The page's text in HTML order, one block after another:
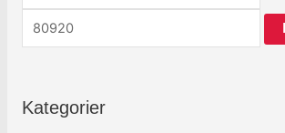
Kategorier